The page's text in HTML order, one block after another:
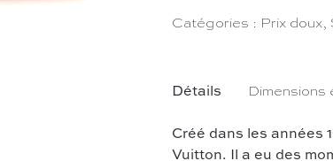
Détails
Créé dans les années
Vuitton. Il a eu des
Dimensions
Catégories : Prix doux,